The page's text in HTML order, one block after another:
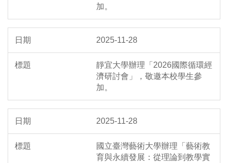
加。
2025-11-28
靜宜大學辦理「2026國際循環經
濟研討會」，敬邀本校學生參
加。
2025-11-28
國立臺灣藝術大學辦理「藝術教
育與永續發展：從理論到教學實